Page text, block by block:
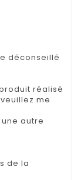
déconseillé
réalisé
me
autre
de la